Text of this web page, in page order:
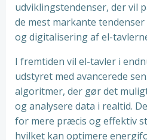
udviklingstendenser, der vil
de mest markante
og digitalisering af el-
I fremtiden vil el-tavler i
udstyret med avancerede
algoritmer, der gør det
og analysere data i realtid.
for mere præcis og effektiv
hvilket kan optimere